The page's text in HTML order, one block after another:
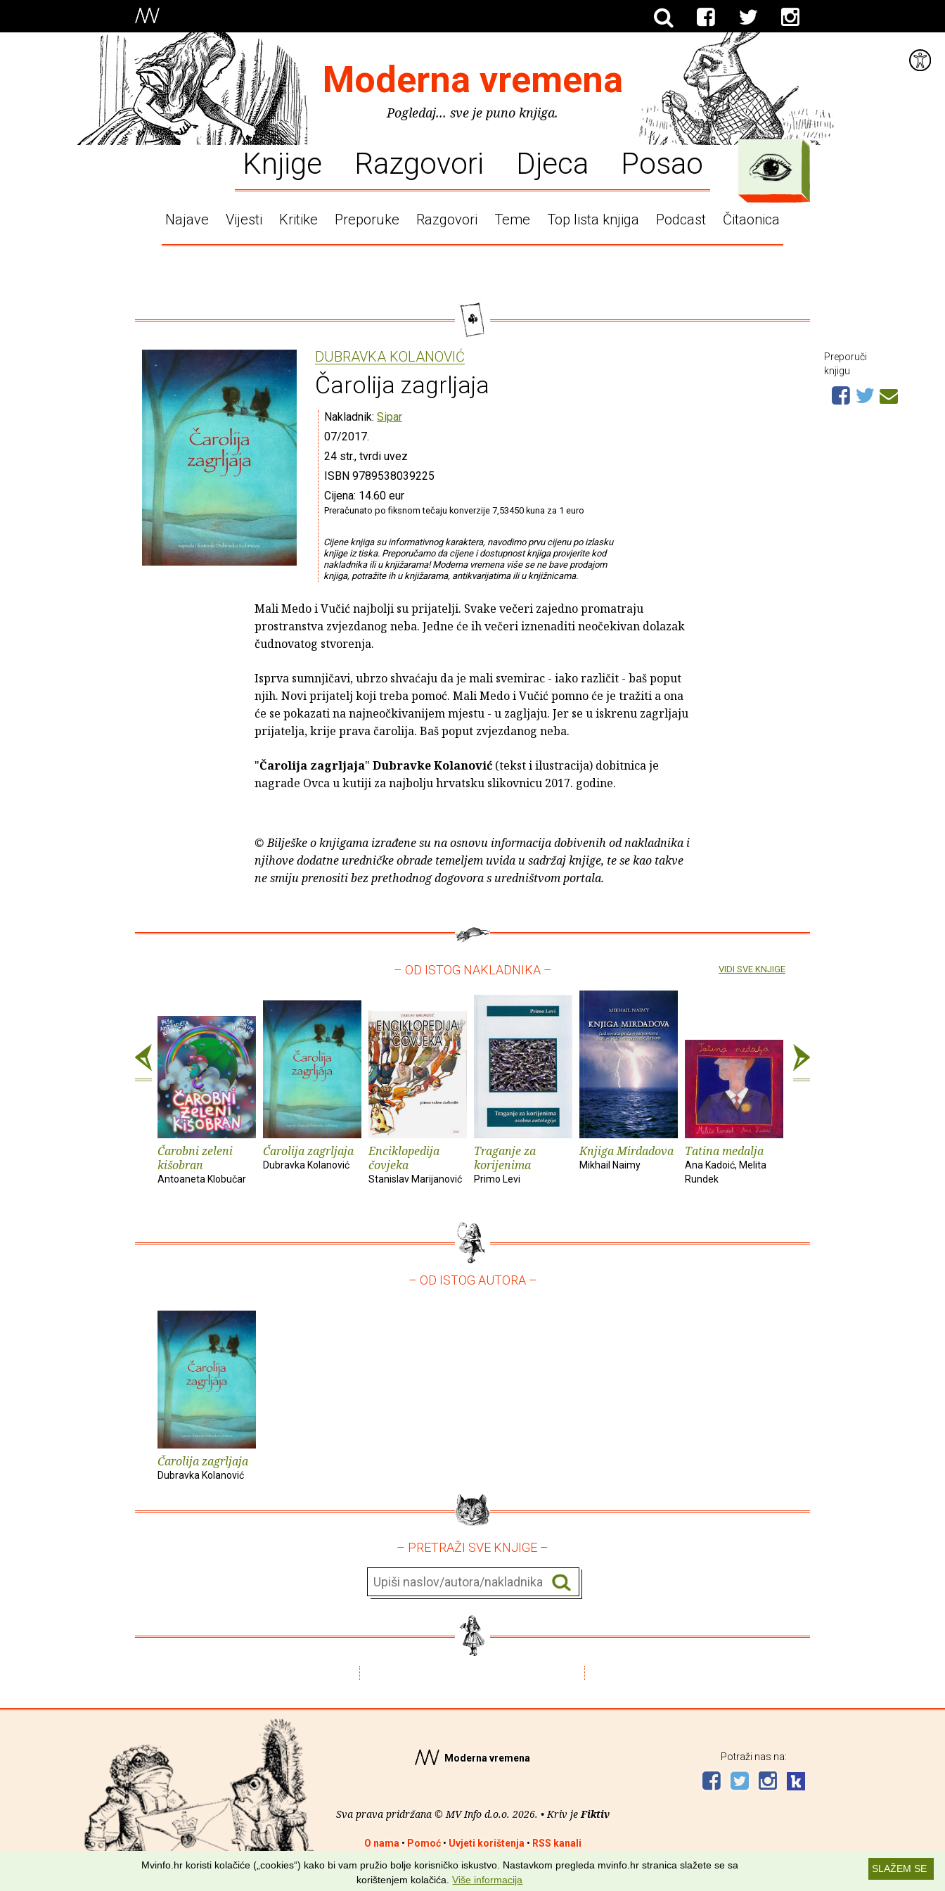
Moderna vremena
Pogledaj... sve je puno knjiga.
Knjige Razgovori Djeca Posao
Najave Vijesti Kritike Preporuke Razgovori Teme Top lista knjiga Podcast Čitaonica
DUBRAVKA KOLANOVIĆ
Čarolija zagrljaja
Nakladnik: Sipar
07/2017.
24 str., tvrdi uvez
ISBN 9789538039225
Cijena: 14.60 eur
Preračunato po fiksnom tečaju konverzije 7,53450 kuna za 1 euro
Cijene knjiga su informativnog karaktera, navodimo prvu cijenu po izlasku
knjige iz tiska. Preporučamo da cijene i dostupnost knjiga provjerite kod
nakladnika ili u knjižarama! Moderna vremena više se ne bave prodajom
knjiga, potražite ih u knjižarama, antikvarijatima ili u knjižnicama.
Mali Medo i Vučić najbolji su prijatelji. Svake večeri zajedno promatraju
prostranstva zvjezdanog neba. Jedne će ih večeri iznenaditi neočekivan dolazak
čudnovatog stvorenja.
Isprva sumnjičavi, ubrzo shvaćaju da je mali svemirac - iako različit - baš poput
njih. Novi prijatelj koji treba pomoć. Mali Medo i Vučić pomno će je tražiti a ona
će se pokazati na najneočkivanijem mjestu - u zagljaju. Jer se u iskrenu zagrljaju
prijatelja, krije prava čarolija. Baš poput zvjezdanog neba.
"Čarolija zagrljaja" Dubravke Kolanović (tekst i ilustracija) dobitnica je
nagrade Ovca u kutiji za najbolju hrvatsku slikovnicu 2017. godine.
© Bilješke o knjigama izrađene su na osnovu informacija dobivenih od nakladnika i
njihove dodatne uredničke obrade temeljem uvida u sadržaj knjige, te se kao takve
ne smiju prenositi bez prethodnog dogovora s uredništvom portala.
Preporuči
knjigu
– OD ISTOG NAKLADNIKA –
Čarobni zeleni
kišobran
Antoaneta Klobučar
Čarolija zagrljaja
Dubravka Kolanović
Enciklopedija
čovjeka
Stanislav Marijanović
Traganje za
korijenima
Primo Levi
Knjiga Mirdadova
Mikhail Naimy
Tatina medalja
Ana Kadoić, Melita
Rundek
VIDI SVE KNJIGE
– OD ISTOG AUTORA –
Čarolija zagrljaja
Dubravka Kolanović
– PRETRAŽI SVE KNJIGE –
Moderna vremena
Sva prava pridržana © MV Info d.o.o. 2026. • Kriv je Fiktiv
O nama • Pomoć• Uvjeti korištenja • RSS kanali
Potraži nas na:
SLAŽEM SE
Mvinfo.hr koristi kolačiće („cookies“) kako bi vam pružio bolje korisničko iskustvo. Nastavkom pregleda mvinfo.hr stranica slažete se sa
korištenjem kolačića.Više informacija